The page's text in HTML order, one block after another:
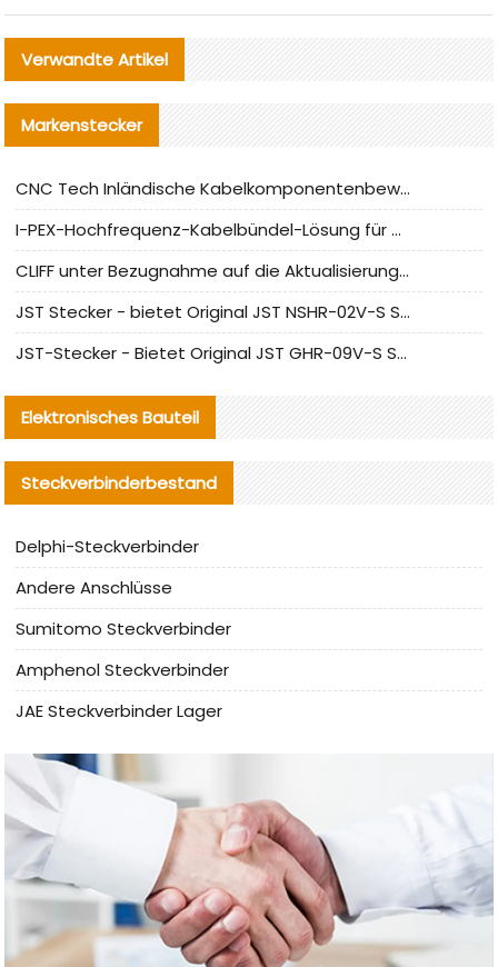
Verwandte Artikel
Markenstecker
CNC Tech Inländische Kabelkomponentenbewertung und Massenproduktionsanpassungsanleitung
I-PEX-Hochfrequenz-Kabelbündel-Lösung für die heimische Produktion analysiert
CLIFF unter Bezugnahme auf die Aktualisierung der chinesischen Stecker-Testnormen
JST Stecker - bietet Original JST NSHR-02V-S Stecker und Ersatzteile an
JST-Stecker - Bietet Original JST GHR-09V-S Stecker und Ersatzteile an
Elektronisches Bauteil
Steckverbinderbestand
Delphi-Steckverbinder
Andere Anschlüsse
Sumitomo Steckverbinder
Amphenol Steckverbinder
JAE Steckverbinder Lager